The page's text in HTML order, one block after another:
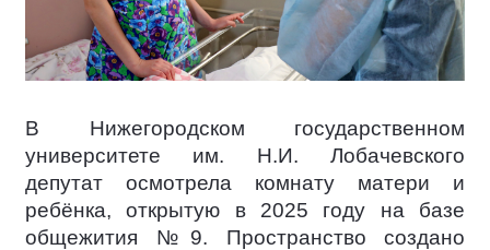
В Нижегородском государственном
университете им. Н.И. Лобачевского
депутат осмотрела комнату матери и
ребёнка, открытую в 2025 году на базе
общежития №9. Пространство создано